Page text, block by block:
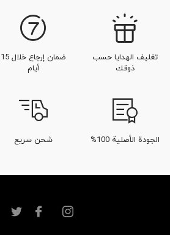
تغليف الهدايا حسب
ذوقك
ضمان إرجاع خلال 15
أيام
الجودة الأصلية 100% شحن سريع